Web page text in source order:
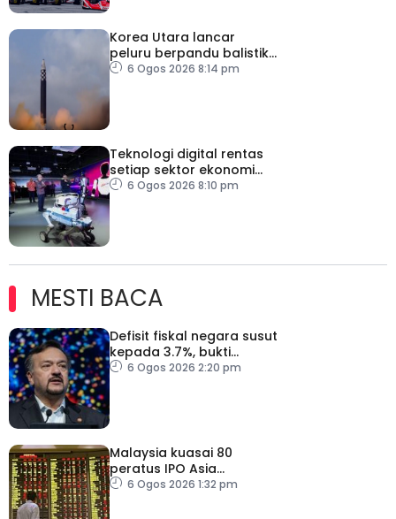
Korea Utara lancar
peluru berpandu balistik
jarak dekat ke arah Laut
6 Ogos 2026 8:14 pm
Teknologi digital rentas
setiap sektor ekonomi
diperkasa seiring
6 Ogos 2026 8:10 pm
MESTI BACA
Defisit fiskal negara susut
kepada 3.7%, bukti
keyakinan pelabur masih
6 Ogos 2026 2:20 pm
Malaysia kuasai 80
peratus IPO Asia
Tenggara, kumpul AS$1.4
6 Ogos 2026 1:32 pm